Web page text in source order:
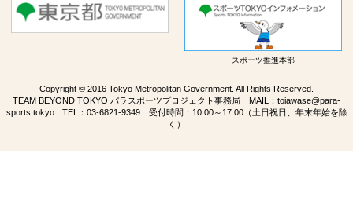
スポーツ推進本部
Copyright © 2016 Tokyo Metropolitan Government. All Rights Reserved.
TEAM BEYOND TOKYO パラスポーツプロジェクト事務局 MAIL： toiawase@para-
sports.tokyoTEL： 03-6821-9349受付時間：10:00～17:00（土日祝日、年末年始を除
く）